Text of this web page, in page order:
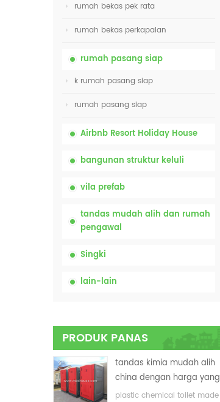
rumah bekas pek rata
rumah bekas perkapalan
rumah pasang siap
k rumah pasang siap
rumah pasang siap
Airbnb Resort Holiday House
bangunan struktur keluli
vila prefab
tandas mudah alih dan rumah
pengawal
Singki
lain-lain
PRODUK PANAS
tandas kimia mudah alih
china dengan harga yang
rendah
plastic chemical toilet made